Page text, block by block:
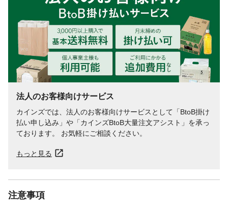
法人のお客様向けサービス
カインズでは、法人のお客様向けサービスとして「BtoB掛け
払い申し込み」や「カインズBtoB大量注文アシスト」を承っ
ております。 お気軽にご相談ください。
もっと見る
注意事項